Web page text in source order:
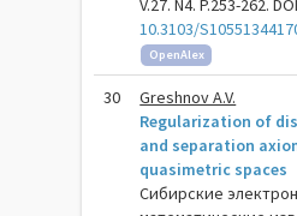
V.27. N4. P.253-262.
10.3103/
OpenAlex
30
Greshnov A.V.
Regularization of
and separation
quasimetric spaces
Сибирские